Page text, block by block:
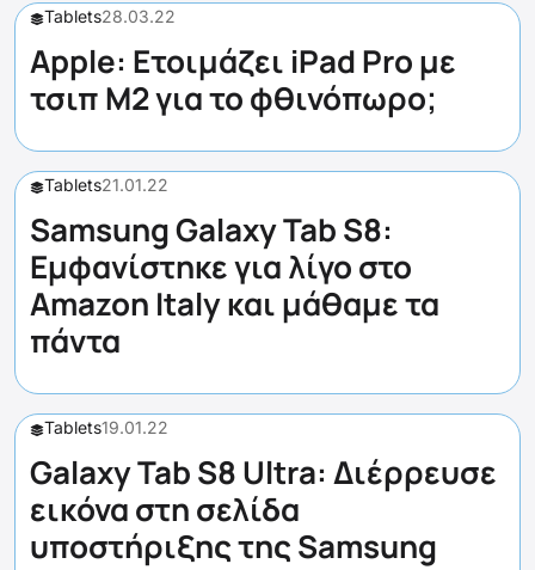
Tablets28.03.22
Apple: Ετοιμάζει iPad Pro με
τσιπ M2 για το φθινόπωρο;
Tablets21.01.22
Samsung Galaxy Tab S8:
Εμφανίστηκε για λίγο στο
Amazon Italy και μάθαμε τα
πάντα
Tablets19.01.22
Galaxy Tab S8 Ultra: Διέρρευσε
εικόνα στη σελίδα
υποστήριξης της Samsung